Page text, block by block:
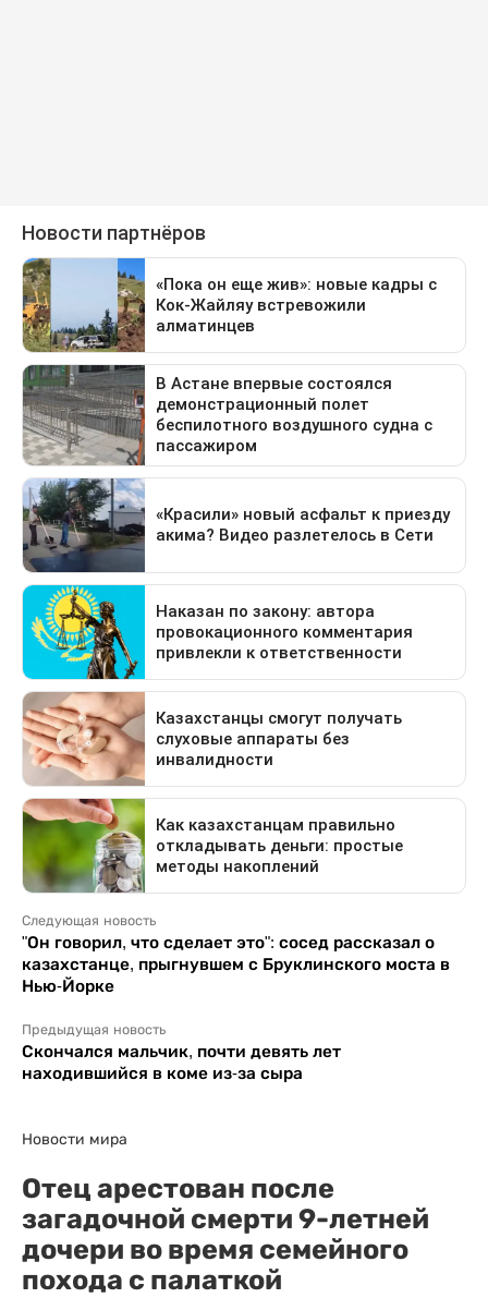
Следующая новость
"Он говорил, что сделает это": сосед рассказал о
казахстанце, прыгнувшем с Бруклинского моста в
Нью-Йорке
Предыдущая новость
Скончался мальчик, почти девять лет
находившийся в коме из-за сыра
Новости мира
Отец арестован после
загадочной смерти 9-летней
дочери во время семейного
похода с палаткой